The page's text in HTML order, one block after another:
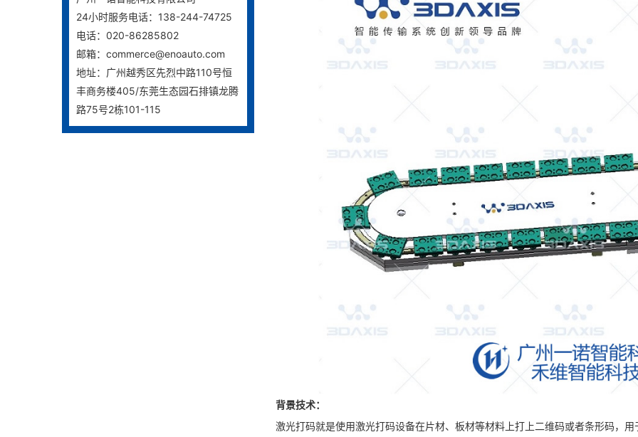
24小时服务电话：138-244-74725
电话：020-86285802
邮箱：commerce@enoauto.com
地址：广州越秀区先烈中路110号恒
丰商务楼405/东莞生态园石排镇龙腾
路75号2栋101-115
背景技术：
激光打码就是使用激光打码设备在片材、板材等材料上打上二维码或者条形码，用